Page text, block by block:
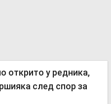
открито у редника,
след спор за